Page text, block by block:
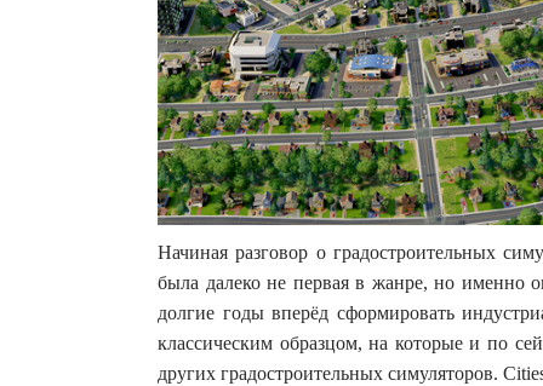
Начиная разговор о градостроительных
была далеко не первая в жанре, но именно
долгие годы вперёд сформировать
классическим образцом, на которые и по
других градостроительных симуляторов.